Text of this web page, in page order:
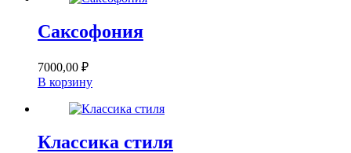
Саксофония
7000,00 ₽
В корзину
Классика стиля